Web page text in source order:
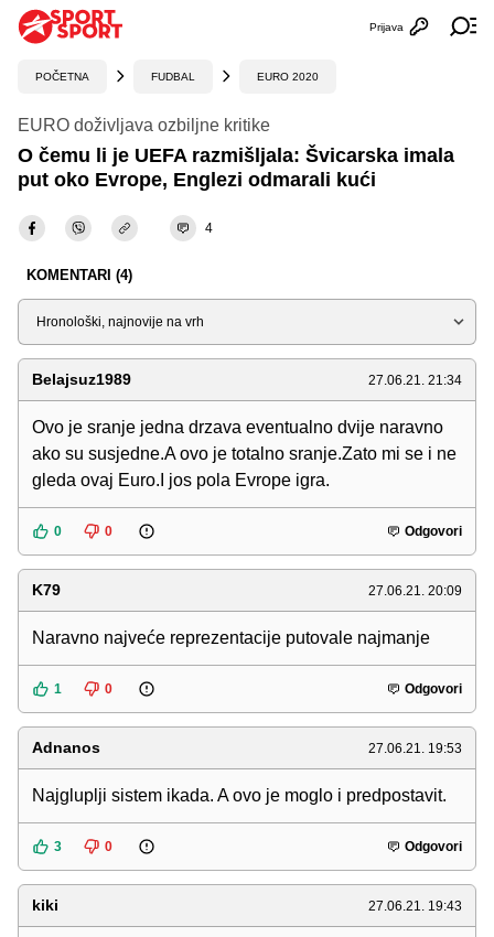
Otvori
Prijava
POČETNA FUDBAL EURO 2020
EURO doživljava ozbiljne kritike
O čemu li je UEFA razmišljala: Švicarska imala
put oko Evrope, Englezi odmarali kući
4
KOMENTARI (4)
Sortiraj
Belajsuz1989 27.06.21. 21:34
Ovo je sranje jedna drzava eventualno dvije naravno
ako su susjedne.A ovo je totalno sranje.Zato mi se i ne
gleda ovaj Euro.I jos pola Evrope igra.
0 0 Odgovori
K79 27.06.21. 20:09
Naravno najveće reprezentacije putovale najmanje
1 0 Odgovori
Adnanos 27.06.21. 19:53
Najgluplji sistem ikada. A ovo je moglo i predpostavit.
3 0 Odgovori
kiki 27.06.21. 19:43